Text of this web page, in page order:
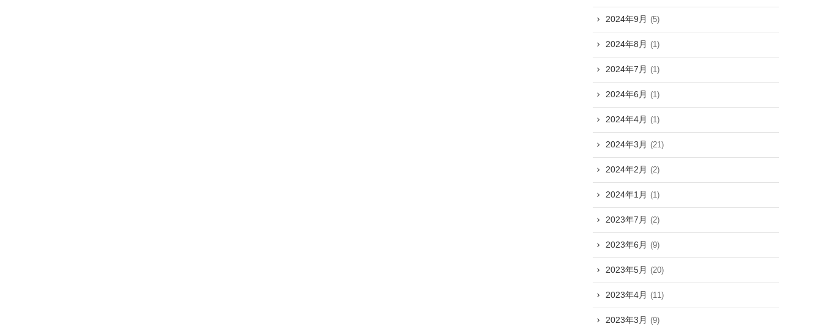
2024年9月 (5)
2024年8月 (1)
2024年7月 (1)
2024年6月 (1)
2024年4月 (1)
2024年3月 (21)
2024年2月 (2)
2024年1月 (1)
2023年7月 (2)
2023年6月 (9)
2023年5月 (20)
2023年4月 (11)
2023年3月 (9)